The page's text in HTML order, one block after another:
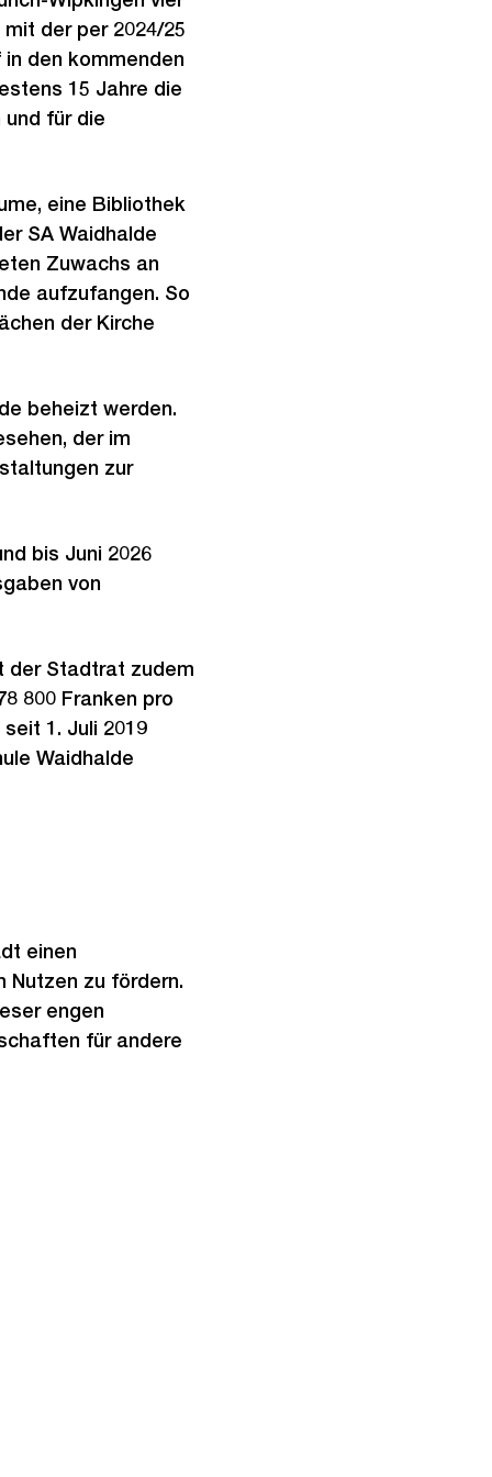
der per 2024/25
den kommenden
15 Jahre die
und für die
eine Bibliothek
SA Waidhalde
Zuwachs an
aufzufangen. So
der Kirche
beheizt werden.
der im
zur
bis Juni 2026
von
der Stadtrat zudem
800 Franken pro
1. Juli 2019
Waidhalde
einen
Nutzen zu fördern.
engen
für andere